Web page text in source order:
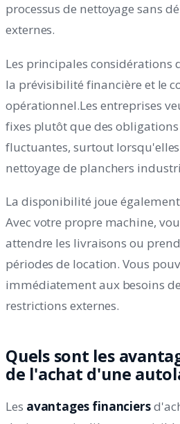
processus de nettoyage sans
externes.
Les principales considérations
la prévisibilité financière et le
opérationnel.Les entreprises
fixes plutôt que des
fluctuantes, surtout
nettoyage de planchers
La disponibilité joue
Avec votre propre machine,
attendre les livraisons ou
périodes de location. Vous
immédiatement aux besoins
restrictions externes.
Quels sont les
de l'achat d'une
Les avantages financiers